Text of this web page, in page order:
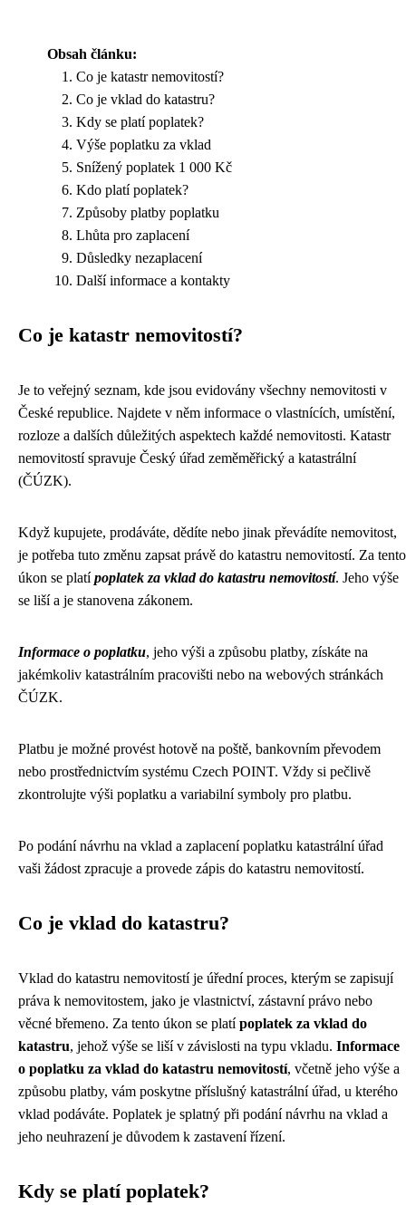
Obsah článku:
Co je katastr nemovitostí?
Co je vklad do katastru?
Kdy se platí poplatek?
Výše poplatku za vklad
Snížený poplatek 1 000 Kč
Kdo platí poplatek?
Způsoby platby poplatku
Lhůta pro zaplacení
Důsledky nezaplacení
Další informace a kontakty
Co je katastr nemovitostí?
Je to veřejný seznam, kde jsou evidovány všechny nemovitosti v
České republice. Najdete v něm informace o vlastnících, umístění,
rozloze a dalších důležitých aspektech každé nemovitosti. Katastr
nemovitostí spravuje Český úřad zeměměřický a katastrální
(ČÚZK).
Když kupujete, prodáváte, dědíte nebo jinak převádíte nemovitost,
je potřeba tuto změnu zapsat právě do katastru nemovitostí. Za tento
úkon se platípoplatek za vklad do katastru nemovitostí. Jeho výše
se liší a je stanovena zákonem.
Informace o poplatku, jeho výši a způsobu platby, získáte na
jakémkoliv katastrálním pracovišti nebo na webových stránkách
ČÚZK.
Platbu je možné provést hotově na poště, bankovním převodem
nebo prostřednictvím systému Czech POINT. Vždy si pečlivě
zkontrolujte výši poplatku a variabilní symboly pro platbu.
Po podání návrhu na vklad a zaplacení poplatku katastrální úřad
vaši žádost zpracuje a provede zápis do katastru nemovitostí.
Co je vklad do katastru?
Vklad do katastru nemovitostí je úřední proces, kterým se zapisují
práva k nemovitostem, jako je vlastnictví, zástavní právo nebo
věcné břemeno. Za tento úkon se platípoplatek za vklad do
katastru, jehož výše se liší v závislosti na typu vkladu. Informace
o poplatku za vklad do katastru nemovitostí, včetně jeho výše a
způsobu platby, vám poskytne příslušný katastrální úřad, u kterého
vklad podáváte. Poplatek je splatný při podání návrhu na vklad a
jeho neuhrazení je důvodem k zastavení řízení.
Kdy se platí poplatek?